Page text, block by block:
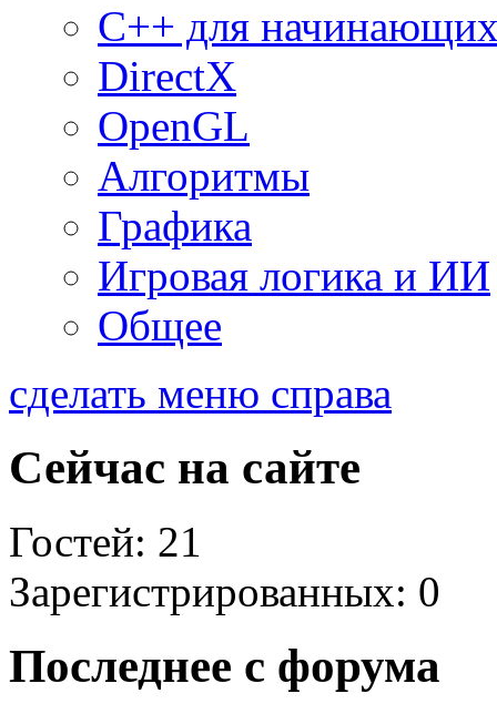
C++ для
DirectX
OpenGL
Алгоритмы
Графика
Игровая логика и ИИ
Общее
сделать меню справа
Сейчас на сайте
Гостей: 21
Зарегистрированных: 0
Последнее с форума